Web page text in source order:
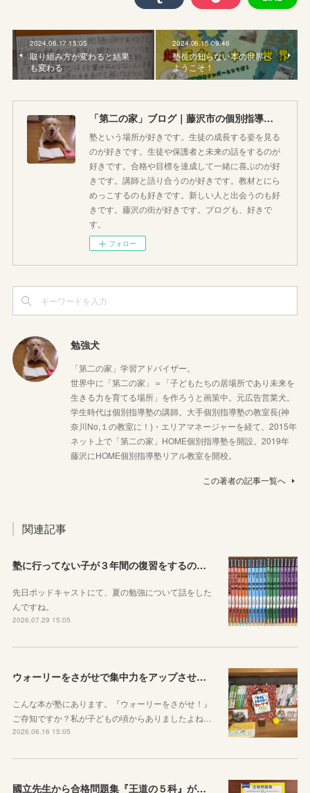
2024.06.17 15:05
取り組み方が変わると結果
も変わる
2024.06.15 09:46
塾長の知らない本の世界へ
ようこそ！
「第二の家」ブログ｜藤沢市の個別指導塾のお話
塾という場所が好きです。生徒の成長する姿を見る
のが好きです。生徒や保護者と未来の話をするのが
好きです。合格や目標を達成して一緒に喜ぶのが好
きです。講師と語り合うのが好きです。教材とにら
めっこするのも好きです。新しい人と出会うのも好
きです。藤沢の街が好きです。ブログも、好きで
す。
フォロー
勉強犬
「第二の家」学習アドバイザー。
世界中に「第二の家」＝「子どもたちの居場所であり未来を
生きる力を育てる場所」を作ろうと画策中。元広告営業犬。
学生時代は個別指導塾の講師。大手個別指導塾の教室長(神
奈川No,１の教室に！)・エリアマネージャーを経て、2015年
ネット上で「第二の家」HOME個別指導塾を開設。2019年
藤沢にHOME個別指導塾リアル教室を開校。
この著者の記事一覧へ
関連記事
塾に行ってない子が３年間の復習をするのに良さそうな教材を本屋で探してみました！
先日ポッドキャストにて、夏の勉強について話をした
んですね。
2026.07.29 15:05
ウォーリーをさがせで集中力をアップさせよう！
こんな本が塾にあります。『ウォーリーをさがせ！』
ご存知ですか？私が子どもの頃からありましたよね…
2026.06.16 15:05
國立先生から合格問題集『王道の５科』が届きました！